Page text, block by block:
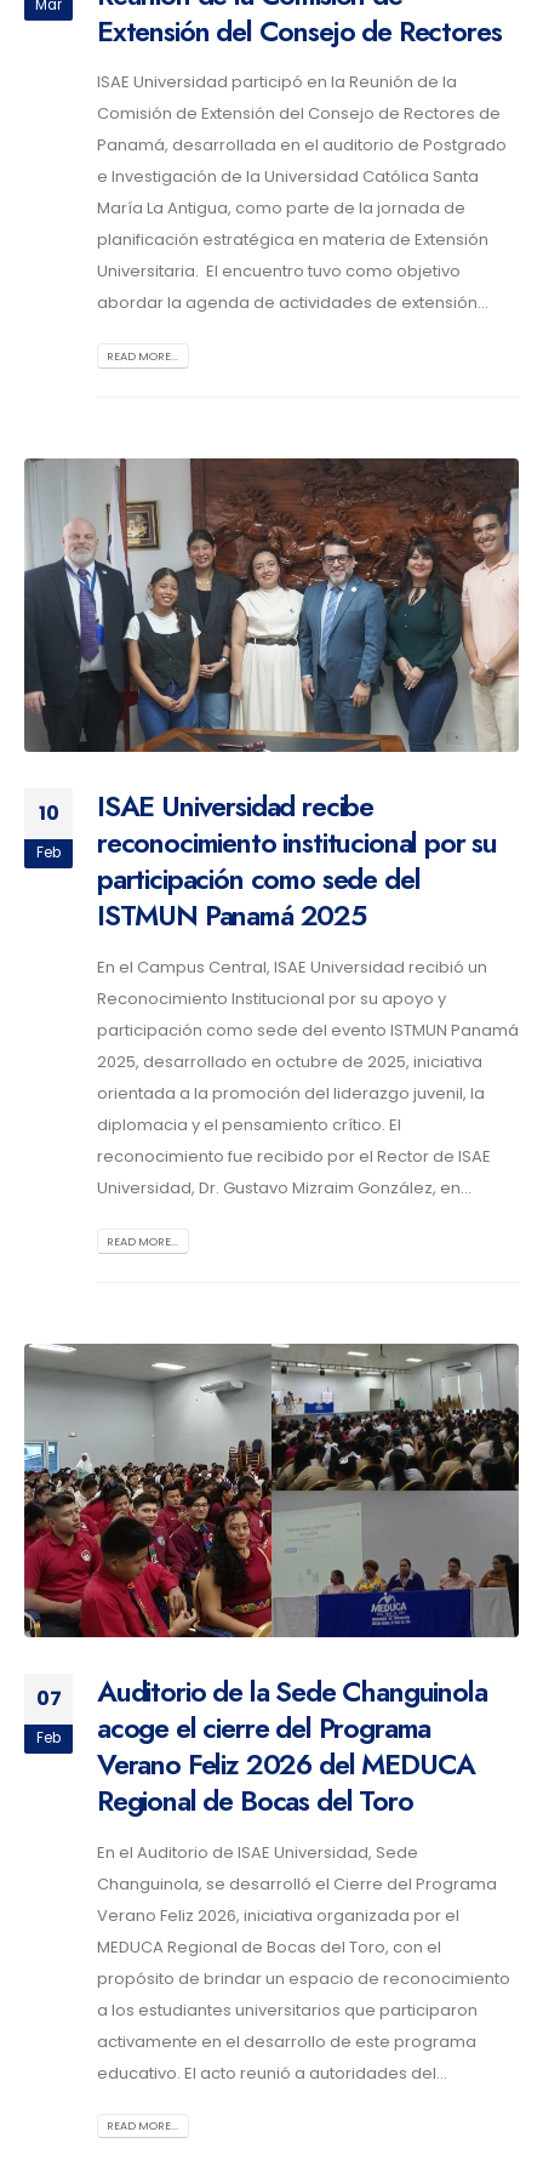
Mar
Extensión del Consejo de Rectores
ISAE Universidad participó en la Reunión de la
Comisión de Extensión del Consejo de Rectores de
Panamá, desarrollada en el auditorio de Postgrado
e Investigación de la Universidad Católica Santa
María La Antigua, como parte de la jornada de
planificación estratégica en materia de Extensión
Universitaria. El encuentro tuvo como objetivo
abordar la agenda de actividades de extensión...
READ MORE...
10
Feb
ISAE Universidad recibe
reconocimiento institucional por su
participación como sede del
ISTMUN Panamá 2025
En el Campus Central, ISAE Universidad recibió un
Reconocimiento Institucional por su apoyo y
participación como sede del evento ISTMUN Panamá
2025, desarrollado en octubre de 2025, iniciativa
orientada a la promoción del liderazgo juvenil, la
diplomacia y el pensamiento crítico. El
reconocimiento fue recibido por el Rector de ISAE
Universidad, Dr. Gustavo Mizraim González, en...
READ MORE...
07
Feb
Auditorio de la Sede Changuinola
acoge el cierre del Programa
Verano Feliz 2026 del MEDUCA
Regional de Bocas del Toro
En el Auditorio de ISAE Universidad, Sede
Changuinola, se desarrolló el Cierre del Programa
Verano Feliz 2026, iniciativa organizada por el
MEDUCA Regional de Bocas del Toro, con el
propósito de brindar un espacio de reconocimiento
a los estudiantes universitarios que participaron
activamente en el desarrollo de este programa
educativo. El acto reunió a autoridades del...
READ MORE...